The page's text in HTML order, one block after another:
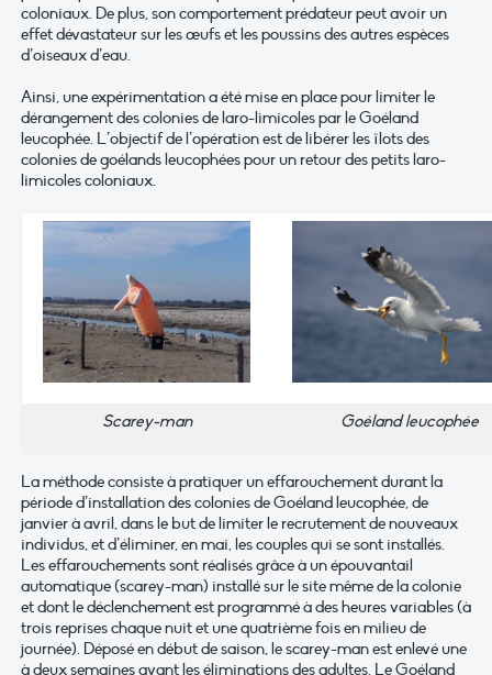
coloniaux. De plus, son comportement prédateur peut avoir un
effet dévastateur sur les œufs et les poussins des autres espèces
d’oiseaux d’eau.
Ainsi, une expérimentation a été mise en place pour limiter le
dérangement des colonies de laro-limicoles par le Goéland
leucophée. L’objectif de l’opération est de libérer les îlots des
colonies de goélands leucophées pour un retour des petits laro-
limicoles coloniaux.
Scarey-man Goéland leucophée
La méthode consiste à pratiquer un effarouchement durant la
période d’installation des colonies de Goéland leucophée, de
janvier à avril, dans le but de limiter le recrutement de nouveaux
individus, et d’éliminer, en mai, les couples qui se sont installés.
Les effarouchements sont réalisés grâce à un épouvantail
automatique (scarey-man) installé sur le site même de la colonie
et dont le déclenchement est programmé à des heures variables (à
trois reprises chaque nuit et une quatrième fois en milieu de
journée). Déposé en début de saison, le scarey-man est enlevé une
à deux semaines avant les éliminations des adultes. Le Goéland